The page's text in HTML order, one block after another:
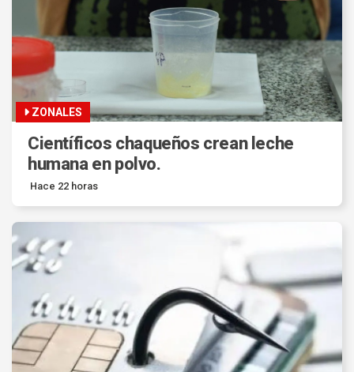
ZONALES
Científicos chaqueños crean leche
humana en polvo.
Hace 22 horas